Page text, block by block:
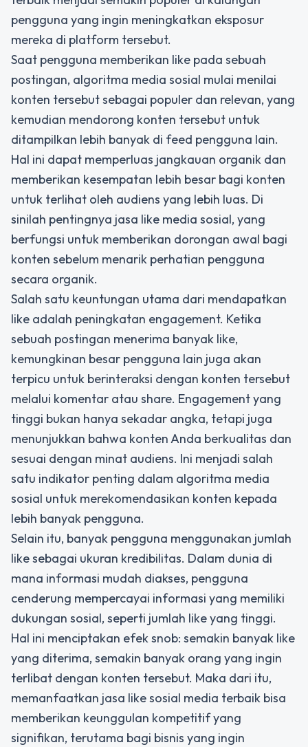
pengguna yang ingin meningkatkan eksposur
mereka di platform tersebut.
Saat pengguna memberikan like pada sebuah
postingan, algoritma media sosial mulai menilai
konten tersebut sebagai populer dan relevan, yang
kemudian mendorong konten tersebut untuk
ditampilkan lebih banyak di feed pengguna lain.
Hal ini dapat memperluas jangkauan organik dan
memberikan kesempatan lebih besar bagi konten
untuk terlihat oleh audiens yang lebih luas. Di
sinilah pentingnya jasa like media sosial, yang
berfungsi untuk memberikan dorongan awal bagi
konten sebelum menarik perhatian pengguna
secara organik.
Salah satu keuntungan utama dari mendapatkan
like adalah peningkatan engagement. Ketika
sebuah postingan menerima banyak like,
kemungkinan besar pengguna lain juga akan
terpicu untuk berinteraksi dengan konten tersebut
melalui komentar atau share. Engagement yang
tinggi bukan hanya sekadar angka, tetapi juga
menunjukkan bahwa konten Anda berkualitas dan
sesuai dengan minat audiens. Ini menjadi salah
satu indikator penting dalam algoritma media
sosial untuk merekomendasikan konten kepada
lebih banyak pengguna.
Selain itu, banyak pengguna menggunakan jumlah
like sebagai ukuran kredibilitas. Dalam dunia di
mana informasi mudah diakses, pengguna
cenderung mempercayai informasi yang memiliki
dukungan sosial, seperti jumlah like yang tinggi.
Hal ini menciptakan efek snob: semakin banyak like
yang diterima, semakin banyak orang yang ingin
terlibat dengan konten tersebut. Maka dari itu,
memanfaatkan jasa like sosial media terbaik bisa
memberikan keunggulan kompetitif yang
signifikan, terutama bagi bisnis yang ingin